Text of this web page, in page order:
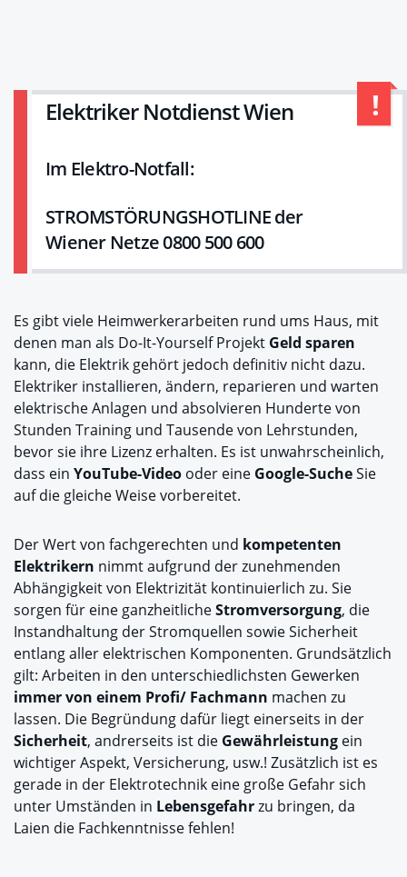
Elektriker Notdienst Wien
Im Elektro-Notfall:
STROMSTÖRUNGSHOTLINE der
Wiener Netze 0800 500 600
Es gibt viele Heimwerkerarbeiten rund ums Haus, mit
denen man als Do-It-Yourself Projekt Geld sparen
kann, die Elektrik gehört jedoch definitiv nicht dazu.
Elektriker installieren, ändern, reparieren und warten
elektrische Anlagen und absolvieren Hunderte von
Stunden Training und Tausende von Lehrstunden,
bevor sie ihre Lizenz erhalten. Es ist unwahrscheinlich,
dass ein YouTube-Video oder eine Google-SucheSie
auf die gleiche Weise vorbereitet.
Der Wert von fachgerechten und kompetenten
Elektrikern nimmt aufgrund der zunehmenden
Abhängigkeit von Elektrizität kontinuierlich zu. Sie
sorgen für eine ganzheitlicheStromversorgung, die
Instandhaltung der Stromquellen sowie Sicherheit
entlang aller elektrischen Komponenten. Grundsätzlich
gilt: Arbeiten in den unterschiedlichsten Gewerken
immer von einem Profi/ Fachmann machen zu
lassen. Die Begründung dafür liegt einerseits in der
Sicherheit, andrerseits ist die Gewährleistung ein
wichtiger Aspekt, Versicherung, usw.! Zusätzlich ist es
gerade in der Elektrotechnik eine große Gefahr sich
unter Umständen in Lebensgefahrzu bringen, da
Laien die Fachkenntnisse fehlen!